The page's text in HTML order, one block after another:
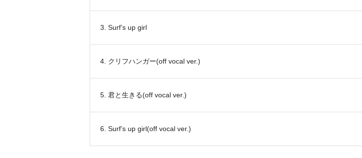
3. Surf’s up girl
4. クリフハンガー(off vocal ver.)
5. 君と生きる(off vocal ver.)
6. Surf’s up girl(off vocal ver.)